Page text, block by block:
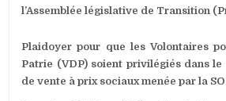
l’Assemblée législative de Transition
Plaidoyer pour que les Volontaires
Patrie (VDP) soient privilégiés dans le
de vente à prix sociaux menée par la